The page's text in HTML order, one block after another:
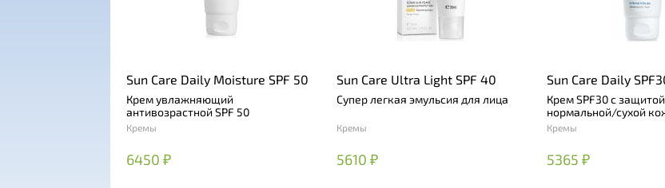
Sun Care Daily Moisture SPF 50
Крем увлажняющий
антивозрастной SPF 50
Кремы
6450 ₽
Sun Care Ultra Light SPF 40
Супер легкая эмульсия для лица
Кремы
5610 ₽
Sun Care Daily
Protector For Dry
Крем SPF30 с
нормальной/сухой
Кремы
5365 ₽